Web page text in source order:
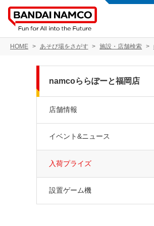
HOME あそび場をさがす 施設・店舗検索
namcoららぽーと福岡店
店舗情報
イベント&ニュース
入荷プライズ
設置ゲーム機